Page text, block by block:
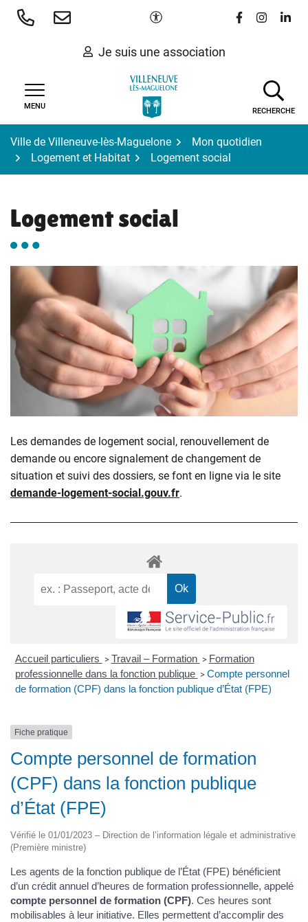
Aller
Paramètres d'accessibilité
Lien vers le
Lien vers
Lien
Je suis une association
MENU
RECHERCHE
Ville de Villeneuve-lès-Maguelone
Mon quotidien
Logement et Habitat
Logement social
Logement social
Les demandes de logement social, renouvellement de
demande ou encore signalement de changement de
situation et suivi des dossiers, se font en ligne via le site
demande-logement-social.gouv.fr.
Accueil particuliers > Travail – Formation > Formation
professionnelle dans la fonction publique > Compte personnel
de formation (CPF) dans la fonction publique d’État (FPE)
Fiche pratique
Compte personnel de formation
(CPF) dans la fonction publique
d’État (FPE)
Vérifié le 01/01/2023 – Direction de l’information légale et administrative
(Première ministre)
Les agents de la fonction publique de l’État (FPE) bénéficient
d’un crédit annuel d’heures de formation professionnelle, appelé
compte personnel de formation (CPF). Ces heures sont
mobilisables à leur initiative. Elles permettent d’accomplir des